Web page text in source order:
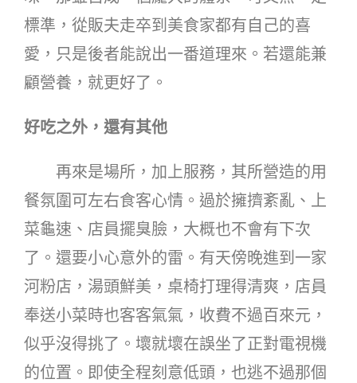
標準，從販夫走卒到美食家都有自己的喜
愛，只是後者能說出一番道理來。若還能兼
顧營養，就更好了。
好吃之外，還有其他
再來是場所，加上服務，其所營造的用
餐氛圍可左右食客心情。過於擁擠紊亂、上
菜龜速、店員擺臭臉，大概也不會有下次
了。還要小心意外的雷。有天傍晚進到一家
河粉店，湯頭鮮美，桌椅打理得清爽，店員
奉送小菜時也客客氣氣，收費不過百來元，
似乎沒得挑了。壞就壞在誤坐了正對電視機
的位置。即使全程刻意低頭，也逃不過那個